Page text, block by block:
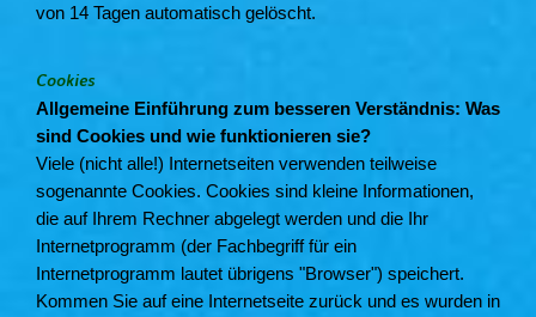
von 14 Tagen automatisch gelöscht.
Cookies
Allgemeine Einführung zum besseren Verständnis: Was
sind Cookies und wie funktionieren sie?
Viele (nicht alle!) Internetseiten verwenden teilweise
sogenannte Cookies. Cookies sind kleine Informationen,
die auf Ihrem Rechner abgelegt werden und die Ihr
Internetprogramm (der Fachbegriff für ein
Internetprogramm lautet übrigens "Browser") speichert.
Kommen Sie auf eine Internetseite zurück und es wurden in